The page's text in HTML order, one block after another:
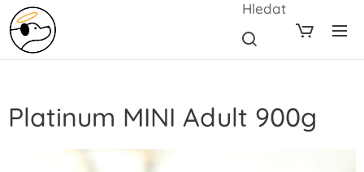
Hledat
Platinum MINI Adult 900g